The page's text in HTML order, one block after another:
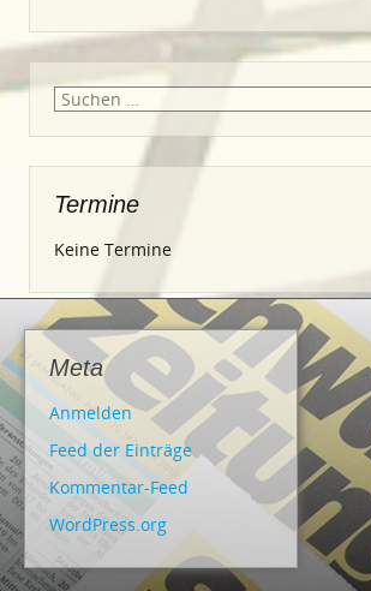
Suche
Termine
Keine Termine
Meta
Anmelden
Feed der Einträge
Kommentar-Feed
WordPress.org